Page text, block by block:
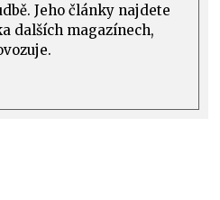
Jeho články najdete
dalších magazínech,